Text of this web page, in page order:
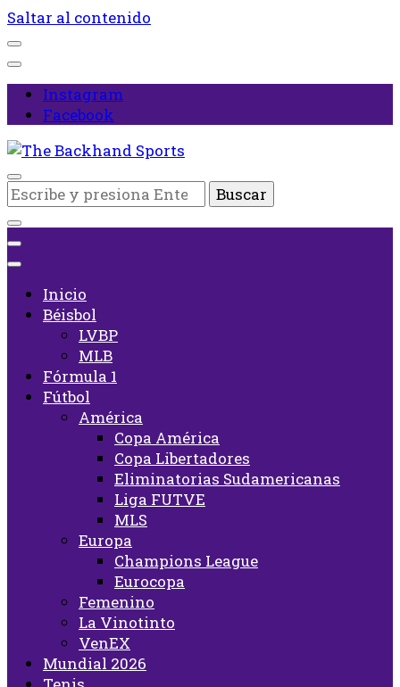
Saltar al contenido
Instagram
Facebook
The Backhand Sports
Inicio
¿Buscas
algo?
Inicio
Béisbol
LVBP
MLB
Fórmula 1
Fútbol
América
Copa América
Copa Libertadores
Eliminatorias Sudamericanas
Liga FUTVE
MLS
Europa
Champions League
Eurocopa
Femenino
La Vinotinto
VenEX
Mundial 2026